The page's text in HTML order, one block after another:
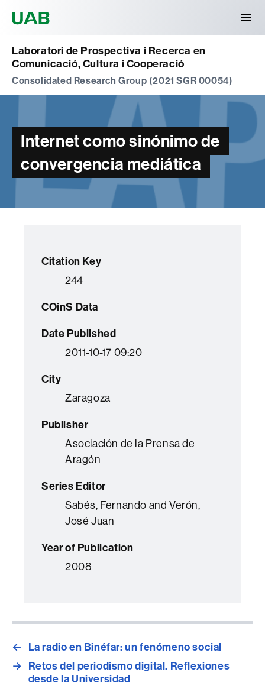
Laboratori de Prospectiva i Recerca en
Comunicació, Cultura i Cooperació
Consolidated Research Group (2021 SGR 00054)
Internet como sinónimo de
convergencia mediática
Citation Key
244
COinS Data
Date Published
2011-10-17 09:20
City
Zaragoza
Publisher
Asociación de la Prensa de
Aragón
Series Editor
Sabés, Fernando and Verón,
José Juan
Year of Publication
2008
←
La radio en Binéfar: un fenómeno social
→ Retos del periodismo digital. Reflexiones
desde la Universidad